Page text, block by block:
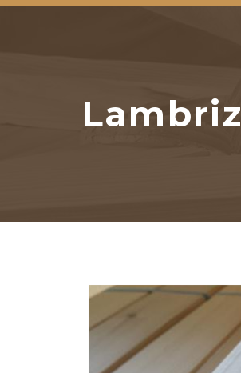
Lambriz